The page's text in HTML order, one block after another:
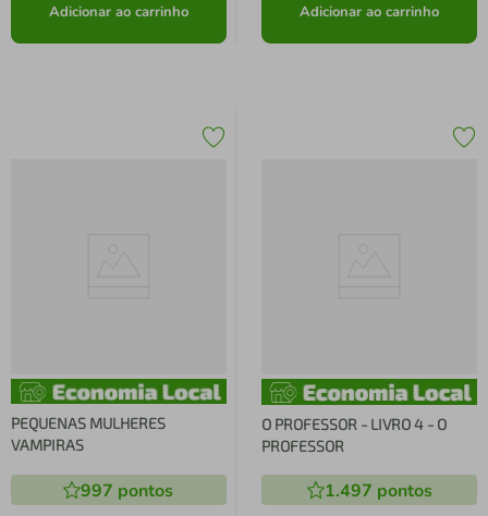
Adicionar ao carrinho Adicionar ao carrinho
PEQUENAS MULHERES
VAMPIRAS
997 pontos
O PROFESSOR - LIVRO 4 - O
PROFESSOR
1.497 pontos